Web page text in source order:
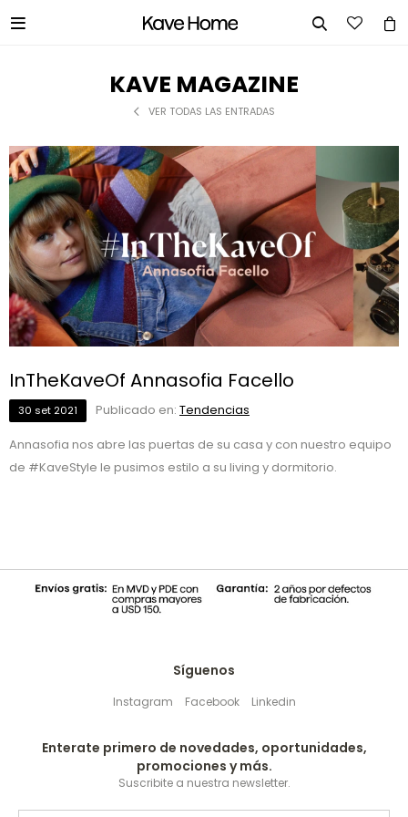
 
KAVE MAGAZINE
VER TODAS LAS ENTRADAS
InTheKaveOf Annasofia Facello
30 set 2021 Publicado en: Tendencias
Annasofia nos abre las puertas de su casa y con nuestro equipo
de #KaveStyle le pusimos estilo a su living y dormitorio.
Síguenos
Instagram Facebook Linkedin
Enterate primero de novedades, oportunidades,
promociones y más.
Suscribite a nuestra newsletter.